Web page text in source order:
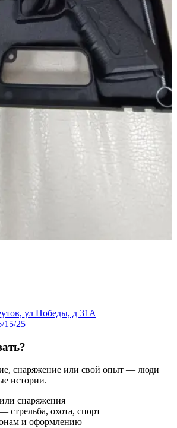
ул Победы, д 31А
15/25
снаряжение или свой опыт — люди
истории.
снаряжения
охота, спорт
и оформлению